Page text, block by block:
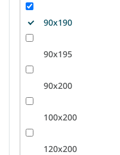
90x190
90x195
90x200
100x200
120x200